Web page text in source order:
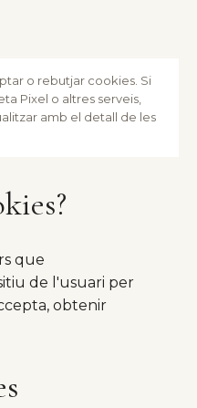
o rebutjar cookies. Si
Pixel o altres serveis,
amb el detall de les
que
de l'usuari per
obtenir